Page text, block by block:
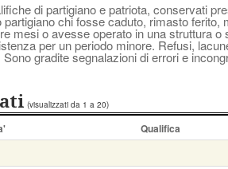
di partigiano e patriota, conservati
chi fosse caduto, rimasto ferito,
mesi o avesse operato in una struttura
per un periodo minore. Refusi,
gradite segnalazioni di errori e
(visualizzati da 1 a 20)
Qualifica